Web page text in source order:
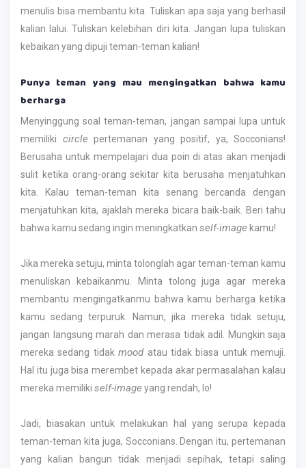
menulis bisa membantu kita. Tuliskan apa saja yang berhasil
kalian lalui. Tuliskan kelebihan diri kita. Jangan lupa tuliskan
kebaikan yang dipuji teman-teman kalian!
Punya teman yang mau mengingatkan bahwa kamu
berharga
Menyinggung soal teman-teman, jangan sampai lupa untuk
memiliki circle pertemanan yang positif, ya, Socconians!
Berusaha untuk mempelajari dua poin di atas akan menjadi
sulit ketika orang-orang sekitar kita berusaha menjatuhkan
kita. Kalau teman-teman kita senang bercanda dengan
menjatuhkan kita, ajaklah mereka bicara baik-baik. Beri tahu
bahwa kamu sedang ingin meningkatkan self-image kamu!
Jika mereka setuju, minta tolonglah agar teman-teman kamu
menuliskan kebaikanmu. Minta tolong juga agar mereka
membantu mengingatkanmu bahwa kamu berharga ketika
kamu sedang terpuruk. Namun, jika mereka tidak setuju,
jangan langsung marah dan merasa tidak adil. Mungkin saja
mereka sedang tidakmoodatau tidak biasa untuk memuji.
Hal itu juga bisa merembet kepada akar permasalahan kalau
mereka memiliki self-image yang rendah, lo!
Jadi, biasakan untuk melakukan hal yang serupa kepada
teman-teman kita juga, Socconians. Dengan itu, pertemanan
yang kalian bangun tidak menjadi sepihak, tetapi saling